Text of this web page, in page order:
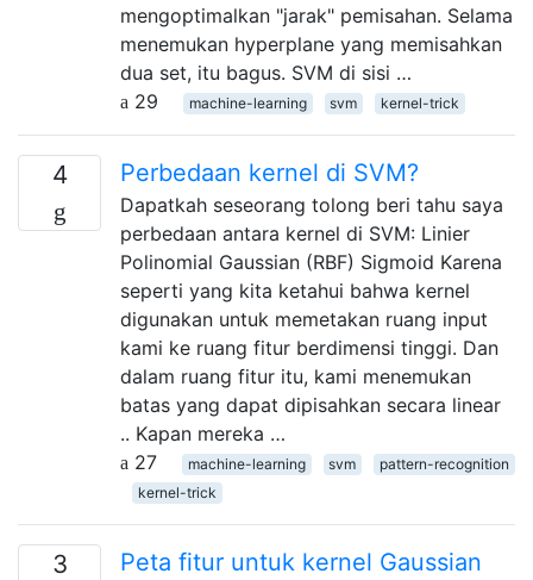
mengoptimalkan "jarak" pemisahan. Selama
menemukan hyperplane yang memisahkan
dua set, itu bagus. SVM di sisi …
29
machine-learning svm kernel-trick
4 Perbedaan kernel di SVM?
Dapatkah seseorang tolong beri tahu saya
perbedaan antara kernel di SVM: Linier
Polinomial Gaussian (RBF) Sigmoid Karena
seperti yang kita ketahui bahwa kernel
digunakan untuk memetakan ruang input
kami ke ruang fitur berdimensi tinggi. Dan
dalam ruang fitur itu, kami menemukan
batas yang dapat dipisahkan secara linear
.. Kapan mereka …
27
machine-learning svm
pattern-recognition
kernel-trick
3 Peta fitur untuk kernel Gaussian